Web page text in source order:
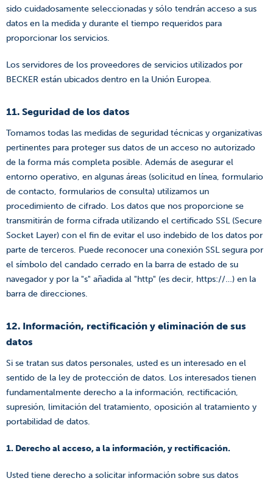
sido cuidadosamente seleccionadas y sólo tendrán acceso a sus
datos en la medida y durante el tiempo requeridos para
proporcionar los servicios.
Los servidores de los proveedores de servicios utilizados por
BECKER están ubicados dentro en la Unión Europea.
11. Seguridad de los datos
Tomamos todas las medidas de seguridad técnicas y organizativas
pertinentes para proteger sus datos de un acceso no autorizado
de la forma más completa posible. Además de asegurar el
entorno operativo, en algunas áreas (solicitud en línea, formulario
de contacto, formularios de consulta) utilizamos un
procedimiento de cifrado. Los datos que nos proporcione se
transmitirán de forma cifrada utilizando el certificado SSL (Secure
Socket Layer) con el fin de evitar el uso indebido de los datos por
parte de terceros. Puede reconocer una conexión SSL segura por
el símbolo del candado cerrado en la barra de estado de su
navegador y por la "s" añadida al "http" (es decir, https://…) en la
barra de direcciones.
12. Información, rectificación y eliminación de sus
datos
Si se tratan sus datos personales, usted es un interesado en el
sentido de la ley de protección de datos. Los interesados tienen
fundamentalmente derecho a la información, rectificación,
supresión, limitación del tratamiento, oposición al tratamiento y
portabilidad de datos.
1. Derecho al acceso, a la información, y rectificación.
Usted tiene derecho a solicitar información sobre sus datos